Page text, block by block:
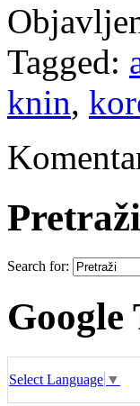
Tagged:
knin,
Search for:
Google
Select Language ▼